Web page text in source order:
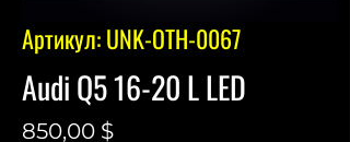
Артикул: UNK-OTH-0067
Audi Q5 16-20 L LED
850,00 $Цена